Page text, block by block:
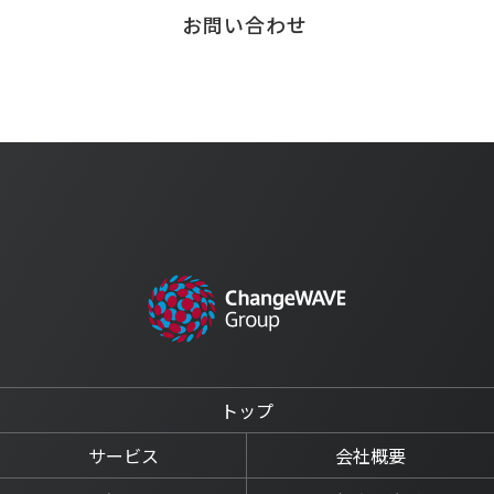
お問い合わせ
トップ
サービス
会社概要